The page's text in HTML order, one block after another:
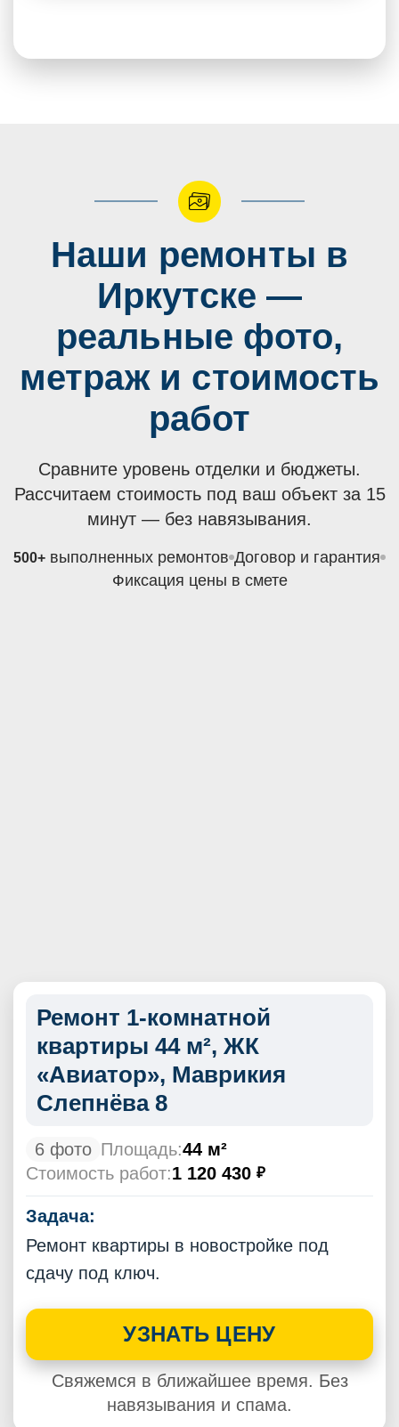
Наши ремонты в
Иркутске —
реальные фото,
метраж и стоимость
работ
Сравните уровень отделки и бюджеты.
Рассчитаем стоимость под ваш объект за 15
минут — без навязывания.
500+ выполненных ремонтов Договор и гарантия
Фиксация цены в смете
Ремонт 1-комнатной
квартиры 44 м², ЖК
«Авиатор», Маврикия
Слепнёва 8
6 фото Площадь:44 м²
Стоимость работ:1 120 430 ₽
Задача:
Ремонт квартиры в новостройке под
сдачу под ключ.
УЗНАТЬ ЦЕНУ
Свяжемся в ближайшее время. Без
навязывания и спама.